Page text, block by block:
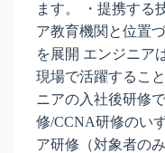
ます。 ・提携する
ア教育機関と位置
を展開 エンジニア
現場で活躍するこ
ニアの入社後研修
修/CCNA研修のい
ア研修（対象者の